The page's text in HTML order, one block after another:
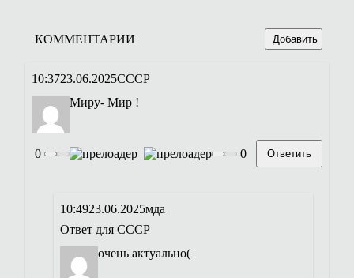
КОММЕНТАРИИ Добавить
10:3723.06.2025СССР
Миру- Мир !
0 0 Ответить
10:4923.06.2025мда
Ответ для СССР
очень актуально(